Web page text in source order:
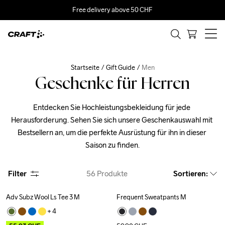
Free delivery above 50 CHF
Startseite Gift Guide Men
Geschenke für Herren
Entdecken Sie Hochleistungsbekleidung für jede
Herausforderung. Sehen Sie sich unsere Geschenkauswahl mit
Bestsellern an, um die perfekte Ausrüstung für ihn in dieser
Filter 56 Produkte Sortieren:
Outlet
Adv Subz Wool Ls Tee 3 M
+ 4
Frequent Sweatpants M